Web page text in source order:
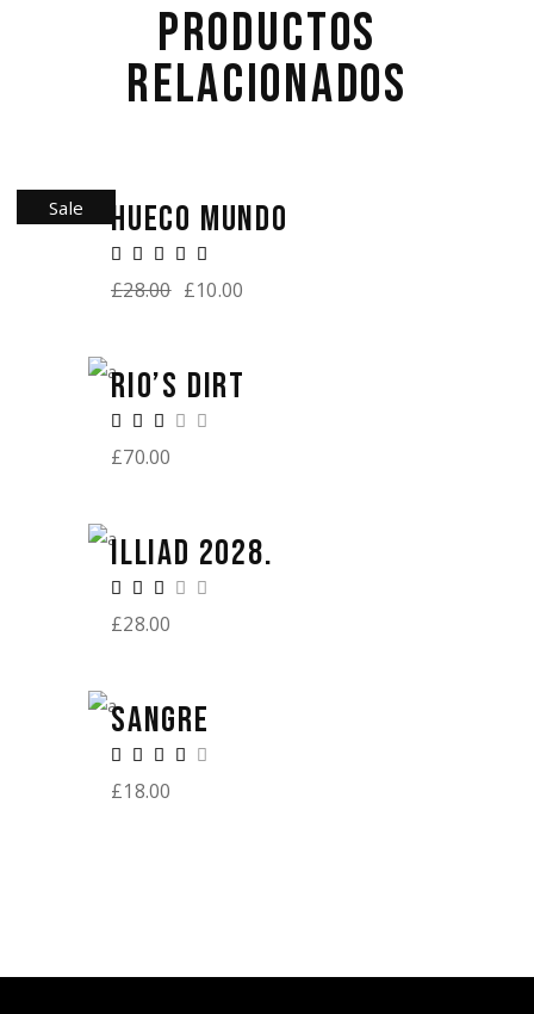
PRODUCTOS
RELACIONADOS
Sale HUECO MUNDO
£28.00 £10.00
RIO’S DIRT
£70.00
ILLIAD 2028.
£28.00
SANGRE
£18.00